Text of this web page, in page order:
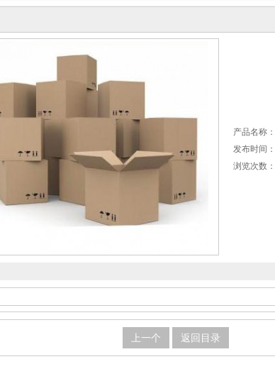
产品名称：
发布时间：
浏览次数：
上一个 返回目录